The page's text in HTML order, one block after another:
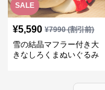
SALE
¥5,590 ¥7990(割引前)
雪の結晶マフラー付き大
きなしろくまぬいぐるみ